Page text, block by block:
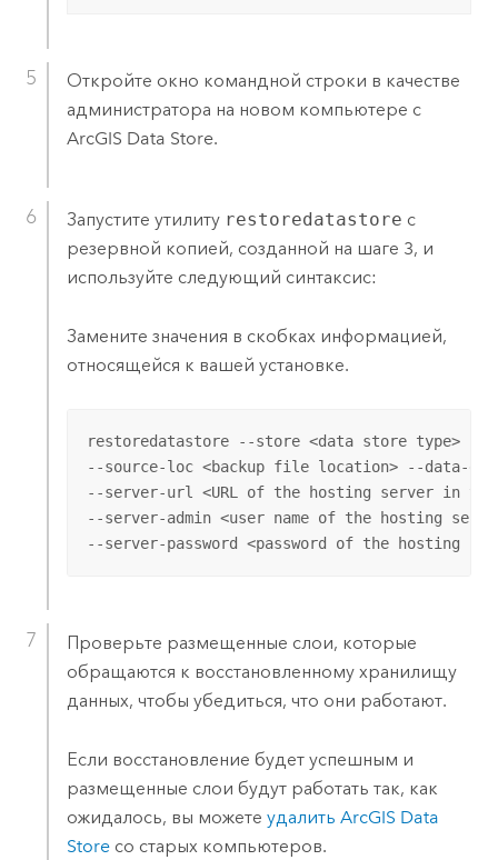
Откройте окно командной строки в качестве
администратора на новом компьютере с
ArcGIS Data Store.
Запустите утилиту restoredatastore с
резервной копией, созданной на шаге 3, и
используйте следующий синтаксис:
Замените значения в скобках информацией,
относящейся к вашей установке.
restoredatastore --store <data store type> --
--source-loc <backup file location> --data-
--server-url <URL of the hosting server in
--server-admin <user name of the hosting
--server-password <password of the hosting
Проверьте размещенные слои, которые
обращаются к восстановленному хранилищу
данных, чтобы убедиться, что они работают.
Если восстановление будет успешным и
размещенные слои будут работать так, как
ожидалось, вы можете удалить ArcGIS Data
Storeсо старых компьютеров.